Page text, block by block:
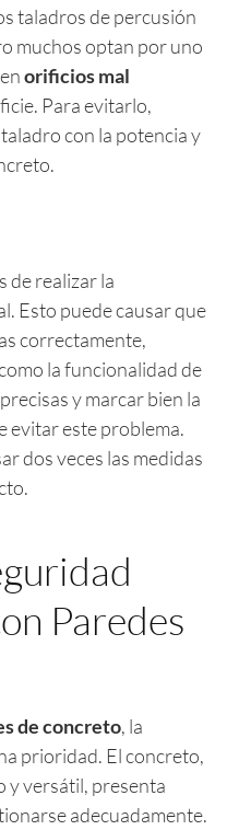
taladros de percusión
muchos optan por uno
orificios mal
Para evitarlo,
con la potencia y
de realizar la
Esto puede causar que
correctamente,
la funcionalidad de
y marcar bien la
evitar este problema.
dos veces las medidas
Paredes
de concreto, la
prioridad. El concreto,
y versátil, presenta
adecuadamente.